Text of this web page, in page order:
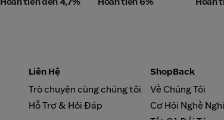
Liên Hệ
Trò chuyện cùng chúng tôi
Hỗ Trợ & Hỏi Đáp
ShopBack
Về Chúng Tôi
Cơ Hội Nghề